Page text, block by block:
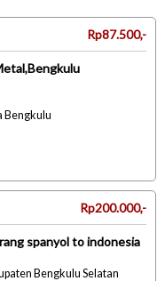
Rp87.500,-
Bengkulu
Rp200.000,-
spanyol to indonesia
Bengkulu Selatan